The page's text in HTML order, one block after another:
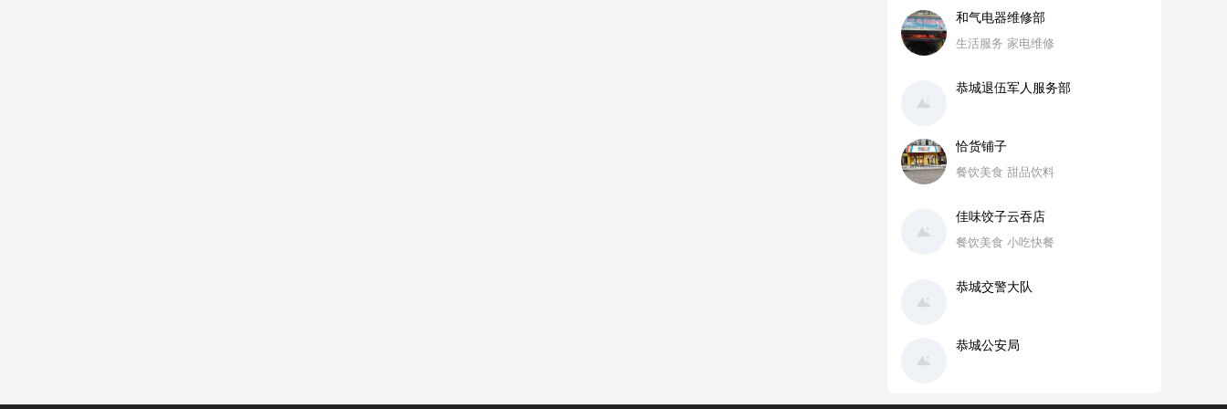
和气电器维修部
生活服务 家电维修
恭城退伍军人服务部
恰货铺子
餐饮美食 甜品饮料
佳味饺子云吞店
餐饮美食 小吃快餐
恭城交警大队
恭城公安局